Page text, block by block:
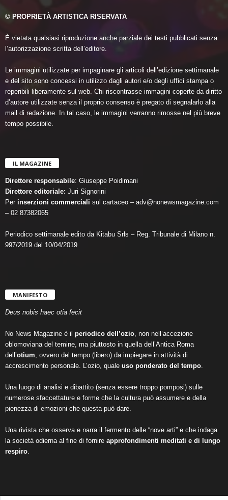
© PROPRIETÀ ARTISTICA RISERVATA
È vietata qualsiasi riproduzione anche parziale dei testi pubblicati senza
l’autorizzazione scritta dell’editore.
Le immagini utilizzate per impaginare gli articoli dell’edizione settimanale
e del sito sono concessi in utilizzo dagli autori e/o degli uffici stampa o
reperibili liberamente sul web. Chi riscontrasse immagini coperte da diritto
d’autore utilizzate senza il proprio consenso è pregato di segnalarlo alla
mail di redazione. In tal caso, le immagini verranno rimosse nel più breve
tempo possibile.
IL MAGAZINE
Direttore responsabile: Giuseppe Poidimani
Direttore editoriale: Juri Signorini
Per inserzioni commerciali sul cartaceo – adv@nonewsmagazine.com
– 02 87382065
Periodico settimanale edito da Kitabu Srls – Reg. Tribunale di Milano n.
997/2019 del 10/04/2019
MANIFESTO
Deus nobis haec otia fecit
No News Magazine è il periodico dell’ozio, non nell’accezione
oblomoviana del temine, ma piuttosto in quella dell’Antica Roma
dell’otium, ovvero del tempo (libero) da impiegare in attività di
accrescimento personale. L’ozio, quale uso ponderato del tempo.
Una luogo di analisi e dibattito (senza essere troppo pomposi) sulle
numerose sfaccettature e forme che la cultura può assumere e della
pienezza di emozioni che questa può dare.
Una rivista che osserva e narra il fermento delle “nove arti” e che indaga
la società odierna al fine di fornire approfondimenti meditati e di lungo
respiro.